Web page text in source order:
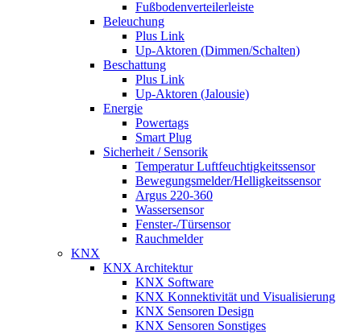
Fußbodenverteilerleiste
Beleuchung
Plus Link
Up-Aktoren (Dimmen/Schalten)
Beschattung
Plus Link
Up-Aktoren (Jalousie)
Energie
Powertags
Smart Plug
Sicherheit / Sensorik
Temperatur Luftfeuchtigkeitssensor
Bewegungsmelder/Helligkeitssensor
Argus 220-360
Wassersensor
Fenster-/Türsensor
Rauchmelder
KNX
KNX Architektur
KNX Software
KNX Konnektivität und Visualisierung
KNX Sensoren Design
KNX Sensoren Sonstiges